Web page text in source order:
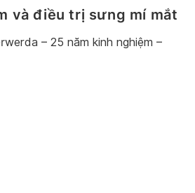
và điều trị sưng mí mắt
– 25 năm kinh nghiệm –